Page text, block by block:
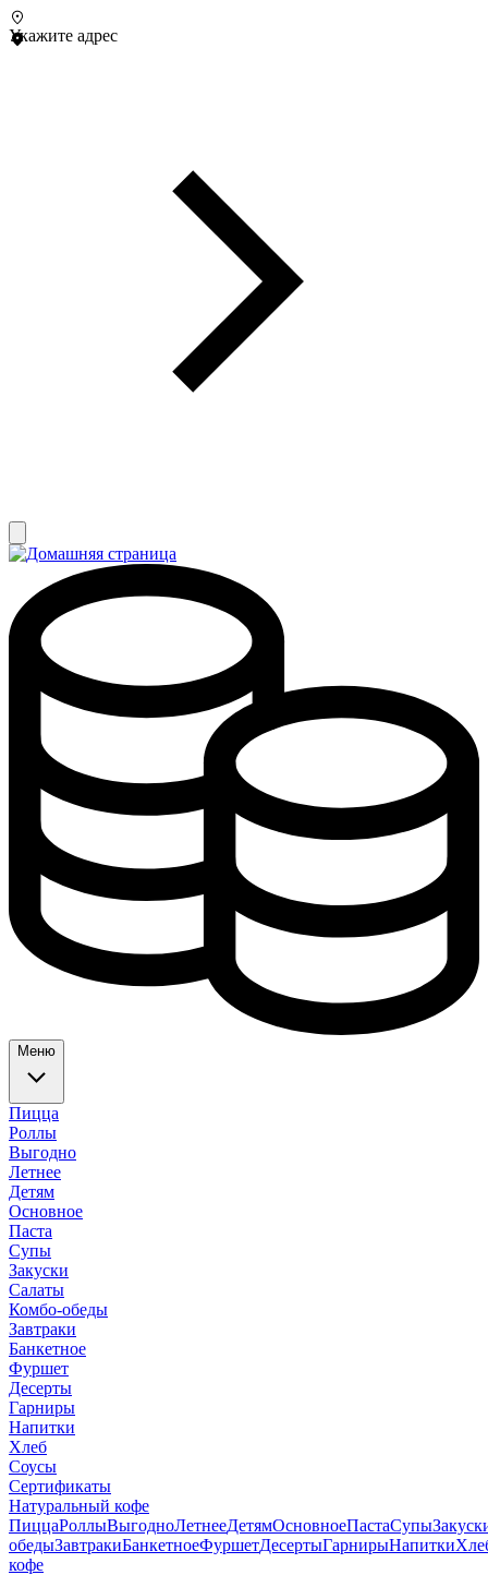
Укажите адрес
Меню
Пицца
Роллы
Выгодно
Летнее
Детям
Основное
Паста
Супы
Закуски
Салаты
Комбо-обеды
Завтраки
Банкетное
Фуршет
Десерты
Гарниры
Напитки
Хлеб
Соусы
Сертификаты
Натуральный кофе
ПиццаРоллыВыгодноЛетнееДетямОсновноеПастаСупы
обедыЗавтракиБанкетноеФуршетДесертыГарнирыНапитки
кофе